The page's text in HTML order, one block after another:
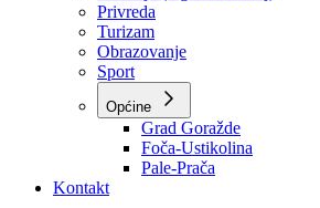
O kantonu
Simboli kantona (Grb, zastava)
Historija (digitalni muzej)
Privreda
Turizam
Obrazovanje
Sport
Općine